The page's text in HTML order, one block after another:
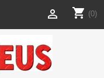
shopping_cart (0)
